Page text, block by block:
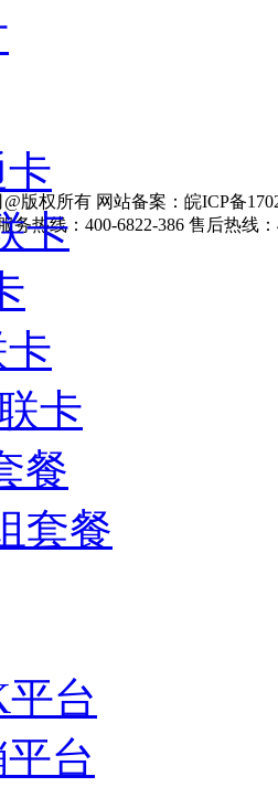
版权所有 网站备案：皖ICP备
务热线：400-6822-386 售后热线：
卡
卡
餐
套餐
台
台